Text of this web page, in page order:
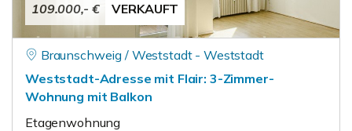
109.000,- € VERKAUFT
Braunschweig / Weststadt - Weststadt
Weststadt-Adresse mit Flair: 3-Zimmer-
Wohnung mit Balkon
Etagenwohnung